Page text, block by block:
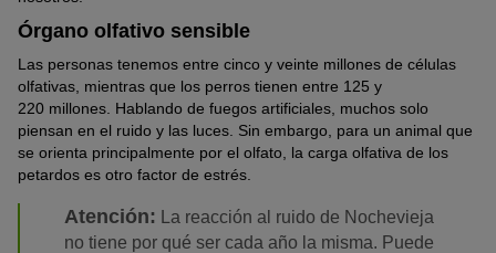
Órgano olfativo sensible
Las personas tenemos entre cinco y veinte millones de células
olfativas, mientras que los perros tienen entre 125 y
220 millones. Hablando de fuegos artificiales, muchos solo
piensan en el ruido y las luces. Sin embargo, para un animal que
se orienta principalmente por el olfato, la carga olfativa de los
petardos es otro factor de estrés.
Atención:
La reacción al ruido de Nochevieja
no tiene por qué ser cada año la misma. Puede